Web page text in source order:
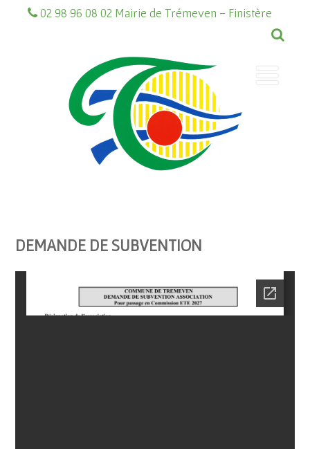
02 98 96 08 02 Mairie de Trémeven - Finistère
DEMANDE DE SUBVENTION